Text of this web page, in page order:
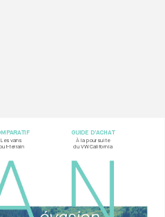
GUIDE D’ACHAT
À la poursuite
du VW California
ARATIF
Les vans
terrain